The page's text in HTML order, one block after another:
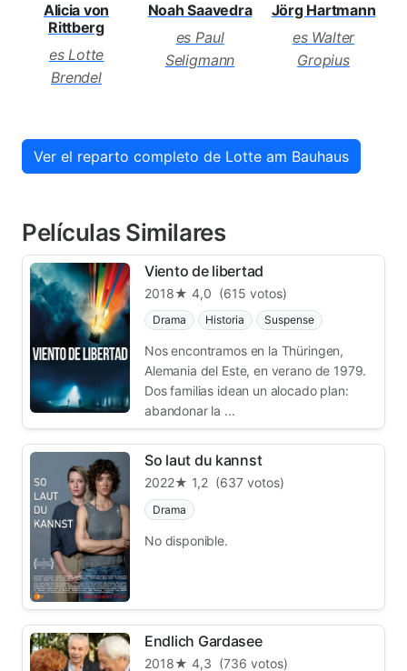
Alicia von
Rittberg
es Lotte
Brendel
Noah Saavedra
es Paul
Seligmann
Jörg Hartmann
es Walter
Gropius
Ver el reparto completo de Lotte am Bauhaus
Películas Similares
Viento de libertad
2018★ 4,0 (615 votos)
Drama Historia Suspense
Nos encontramos en la Thüringen,
Alemania del Este, en verano de 1979.
Dos familias idean un alocado plan:
abandonar la ...
So laut du kannst
2022★ 1,2 (637 votos)
Drama
No disponible.
Endlich Gardasee
2018★ 4,3 (736 votos)